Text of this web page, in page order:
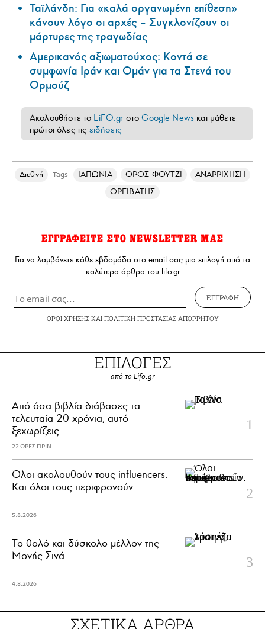
Ταϊλάνδη: Για «καλά οργανωμένη επίθεση»
κάνουν λόγο οι αρχές – Συγκλονίζουν οι
μάρτυρες της τραγωδίας
Αμερικανός αξιωματούχος: Κοντά σε
συμφωνία Ιράν και Ομάν για τα Στενά του
Ορμούζ
Ακολουθήστε το LiFO.gr στοGoogle News και μάθετε
πρώτοι όλες τις ειδήσεις
Διεθνή Tags ΙΑΠΩΝΙΑ ΟΡΟΣ ΦΟΥΤΖΙ
ΑΝΑΡΡΙΧΗΣΗ
ΟΡΕΙΒΑΤΗΣ
ΕΓΓΡΑΦΕΙΤΕ ΣΤΟ NEWSLETTER ΜΑΣ
Για να λαμβάνετε κάθε εβδομάδα στο email σας μια επιλογή από τα
καλύτερα άρθρα του lifo.gr
ΕΓΓΡΑΦΗ
ΟΡΟΙ ΧΡΗΣΗΣΚΑΙ ΠΟΛΙΤΙΚΗ ΠΡΟΣΤΑΣΙΑΣ ΑΠΟΡΡΗΤΟΥ
ΕΠΙΛΟΓΕΣ
από το Lifo.gr
Από όσα βιβλία διάβασες τα
τελευταία 20 χρόνια, αυτό
ξεχωρίζεις
22 ΩΡΕΣ ΠΡΙΝ
Όλοι ακολουθούν τους influencers.
Και όλοι τους περιφρονούν.
5.8.2026
Το θολό και δύσκολο μέλλον της
Μονής Σινά
4.8.2026
ΣΧΕΤΙΚΑ ΑΡΘΡΑ